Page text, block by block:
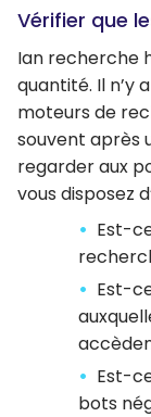
Vérifier que
Ian recherche
quantité. Il n’y
moteurs de
souvent après
regarder aux
vous disposez
Est-
Est-
Est-
bots